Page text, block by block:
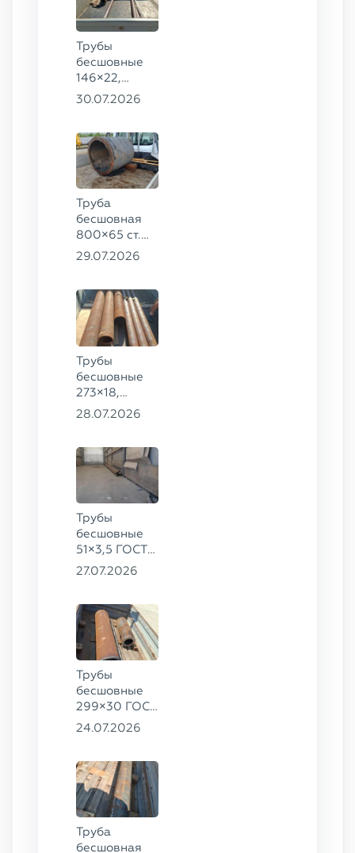
Трубы
бесшовные
146×22,
68×12 ГОСТ
30.07.2026
Труба
бесшовная
800×65 ст.
17ГС
29.07.2026
Трубы
бесшовные
273×18,
168×12 ГОСТ
28.07.2026
Трубы
бесшовные
51×3,5 ГОСТ
8732-78, ст.
27.07.2026
Трубы
бесшовные
299×30 ГОСТ
8732-78, ст.
78, ст.
30ХГСА
24.07.2026
Труба
бесшовная